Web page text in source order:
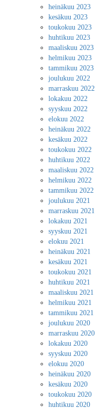
heinäkuu 2023
kesäkuu 2023
toukokuu 2023
huhtikuu 2023
maaliskuu 2023
helmikuu 2023
tammikuu 2023
joulukuu 2022
marraskuu 2022
lokakuu 2022
syyskuu 2022
elokuu 2022
heinäkuu 2022
kesäkuu 2022
toukokuu 2022
huhtikuu 2022
maaliskuu 2022
helmikuu 2022
tammikuu 2022
joulukuu 2021
marraskuu 2021
lokakuu 2021
syyskuu 2021
elokuu 2021
heinäkuu 2021
kesäkuu 2021
toukokuu 2021
huhtikuu 2021
maaliskuu 2021
helmikuu 2021
tammikuu 2021
joulukuu 2020
marraskuu 2020
lokakuu 2020
syyskuu 2020
elokuu 2020
heinäkuu 2020
kesäkuu 2020
toukokuu 2020
huhtikuu 2020